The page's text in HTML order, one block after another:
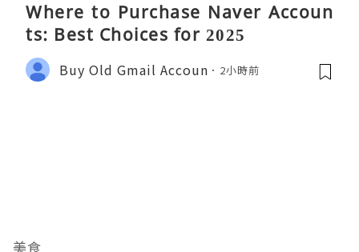
Where to Purchase Naver Accoun
ts: Best Choices for 2025
Buy Old Gmail Accoun 2小時前
美食